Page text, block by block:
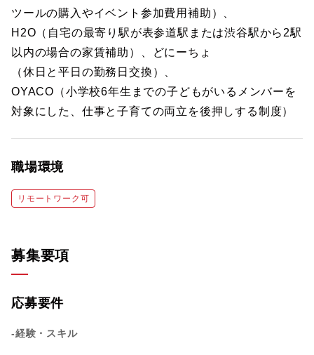
ツールの購入やイベント参加費用補助）、
H2O（自宅の最寄り駅が表参道駅または渋谷駅から2駅
以内の場合の家賃補助）、どにーちょ
（休日と平日の勤務日交換）、
OYACO（小学校6年生までの子どもがいるメンバーを
対象にした、仕事と子育ての両立を後押しする制度）
職場環境
リモートワーク可
募集要項
応募要件
-経験・スキル